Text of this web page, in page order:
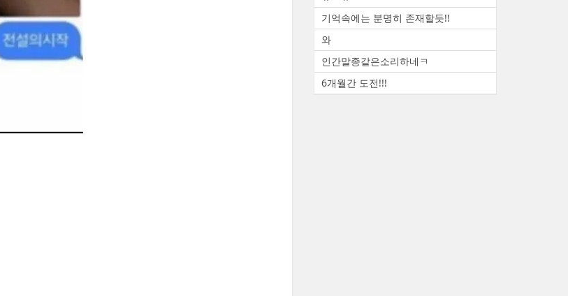
기억속에는 분명히 존재할듯!!
와
인간말종같은소리하네ㅋ
6개월간 도전!!!